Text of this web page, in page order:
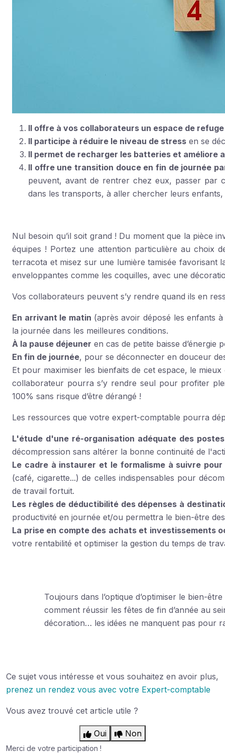
Il offre à vos collaborateurs un espace de
Il participe à réduire le niveau de stress en se
Il permet de recharger les batteries et améliore
Il offre une transition douce en fin de journée
peuvent, avant de rentrer chez eux, passer par
dans les transports, à aller chercher leurs enfants,
Nul besoin qu’il soit grand ! Du moment que la pièce
équipes ! Portez une attention particulière au choix
terracota et misez sur une lumière tamisée favorisant
enveloppantes comme les coquilles, avec une
Vos collaborateurs peuvent s’y rendre quand ils en
En arrivant le matin (après avoir déposé les enfants
la journée dans les meilleures conditions.
À la pause déjeuner en cas de petite baisse d’énergie
En fin de journée, pour se déconnecter en douceur
Et pour maximiser les bienfaits de cet espace, le
collaborateur pourra s’y rendre seul pour profiter
100% sans risque d’être dérangé !
Les ressources que votre expert-comptable pourra
L'étude d'une ré-organisation adéquate des
décompression sans altérer la bonne continuité de
Le cadre à instaurer et le formalisme à suivre
(café, cigarette...) de celles indispensables pour
de travail fortuit.
Les règles de déductibilité des dépenses à
productivité en journée et/ou permettra le bien-être
La prise en compte des achats et investissements
votre rentabilité et optimiser la gestion du temps de
Toujours dans l’optique d’optimiser le bien-
comment réussir les fêtes de fin d’année au
décoration… les idées ne manquent pas pour
Ce sujet vous intéresse et vous souhaitez en avoir plus,
prenez un rendez vous avec votre Expert-comptable
Vous avez trouvé cet article utile ?
Oui Non
Merci de votre participation !